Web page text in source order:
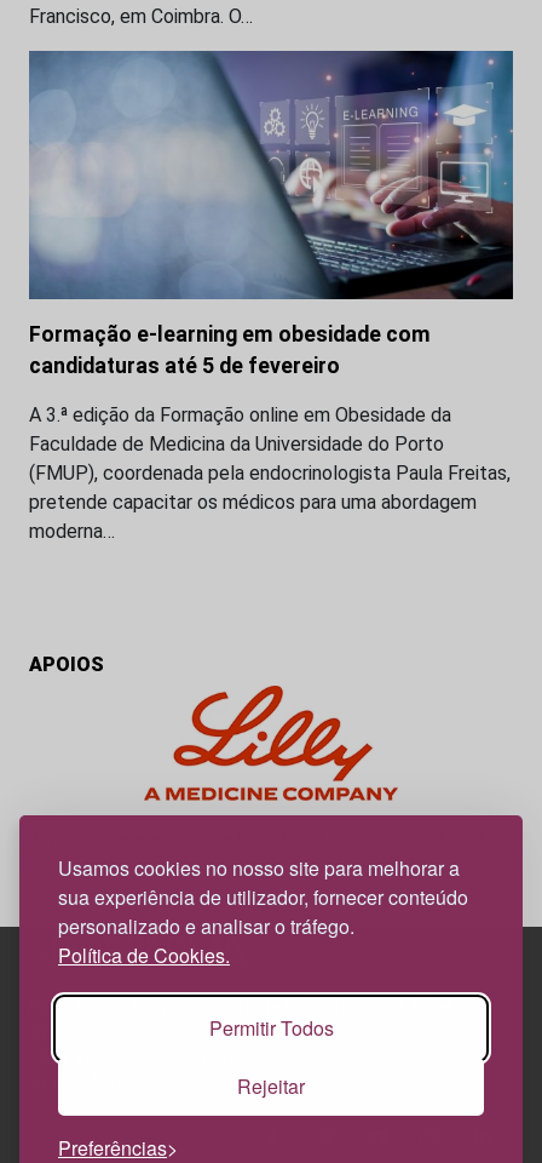
Usamos cookies no nosso site para melhorar a
sua experiência de utilizador, fornecer conteúdo
personalizado e analisar o tráfego.
Política de Cookies.
Permitir Todos
Rejeitar
Preferências
Francisco, em Coimbra. O…
Formação e-learning em obesidade com
candidaturas até 5 de fevereiro
A 3.ª edição da Formação online em Obesidade da
Faculdade de Medicina da Universidade do Porto
(FMUP), coordenada pela endocrinologista Paula Freitas,
pretende capacitar os médicos para uma abordagem
moderna…
APOIOS
News Farma, possível com o apoio da Lilly.
Edif. Lisboa Oriente | Av. Infante D. Henrique, n.º 333H, esc.
1800-282 Lisboa | Portugal